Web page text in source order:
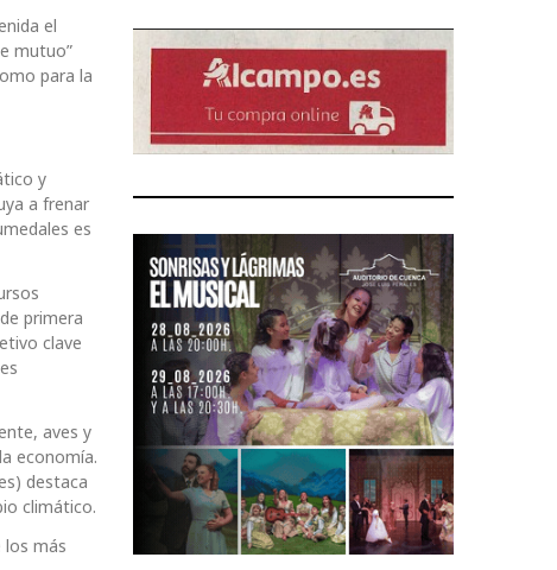
el
mutuo”
para la
y
a frenar
es
primera
clave
aves y
economía.
destaca
climático.
los más